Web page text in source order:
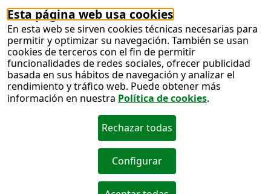
Esta página web usa cookies
En esta web se sirven cookies técnicas necesarias para
permitir y optimizar su navegación. También se usan
cookies de terceros con el fin de permitir
funcionalidades de redes sociales, ofrecer publicidad
basada en sus hábitos de navegación y analizar el
rendimiento y tráfico web. Puede obtener más
información en nuestra Política de cookies.